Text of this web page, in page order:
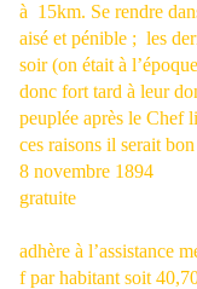
à 15km. Se rendre
aisé et pénible ; les
soir (on était à
donc fort tard à leur
peuplée après le Chef
ces raisons il serait
8 novembre 1894
gratuite
adhère à l’assistance
f par habitant soit